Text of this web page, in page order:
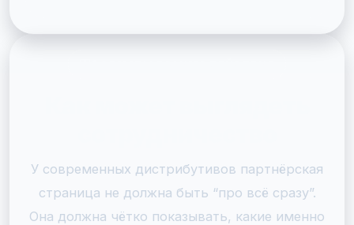
У современных дистрибутивов партнёрская
страница не должна быть “про всё сразу”.
Она должна чётко показывать, какие именно